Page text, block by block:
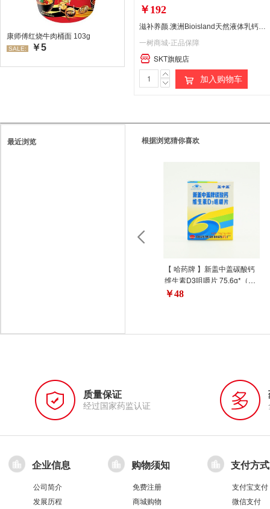
康师傅红烧牛肉桶面 103g
SALE: ￥5
￥192
滋补养颜.澳洲Bioisland天然液体乳钙钙片 150粒 香港直邮
一树商城-正品保障
SKT旗舰店
加入购物车
最近浏览 根据浏览猜你喜欢
【 哈药牌 】新盖中盖碳酸钙
维生素D3咀嚼片 75.6g*（2.
1g*36片 骨质疏松 酸钙维生
￥48
质量保证
经过国家药监认证
企业信息
公司简介
发展历程
购物须知
免费注册
商城购物
支付方式
支付宝支付
微信支付